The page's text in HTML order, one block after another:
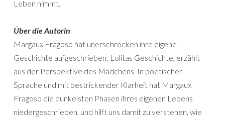
Leben nimmt.
Über die Autorin
Margaux Fragoso hat unerschrocken ihre eigene
Geschichte aufgeschrieben: Lolitas Geschichte, erzählt
aus der Perspektive des Mädchens. In poetischer
Sprache und mit bestrickender Klarheit hat Margaux
Fragoso die dunkelsten Phasen ihres eigenen Lebens
niedergeschrieben, und hilft uns damit zu verstehen, wie